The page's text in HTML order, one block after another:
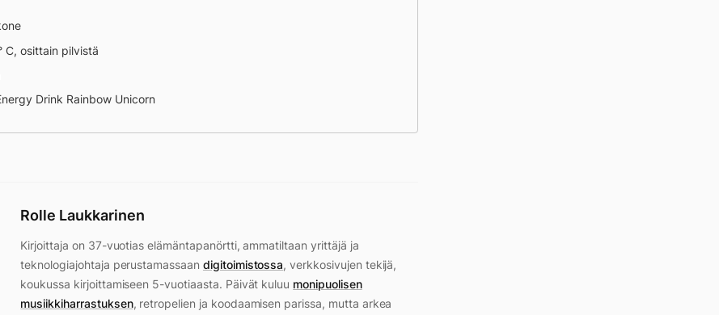
C, osittain pilvistä
Drink Rainbow Unicorn
Rolle Laukkarinen
Kirjoittaja on 37-vuotias elämäntapanörtti, ammatiltaan yrittäjä ja
teknologiajohtaja perustamassaan digitoimistossa, verkkosivujen tekijä,
koukussa kirjoittamiseen 5-vuotiaasta. Päivät kuluu monipuolisen
musiikkiharrastuksen, retropelien ja koodaamisen parissa, mutta arkea